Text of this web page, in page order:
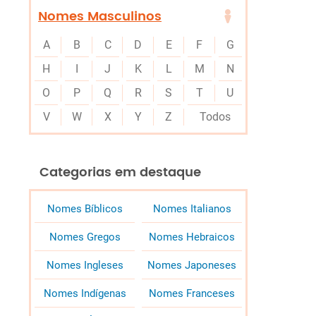
Nomes Masculinos
A B C D E F
G
H
I J K L M
N
O
P Q R S T
U
V
W X Y Z Todos
Categorias em destaque
Nomes Bíblicos Nomes Italianos
Nomes Gregos Nomes Hebraicos
Nomes Ingleses Nomes Japoneses
Nomes Indígenas Nomes Franceses